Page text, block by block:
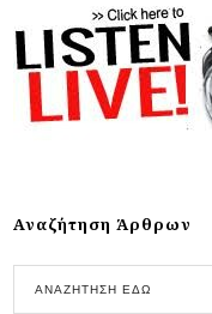
Αναζήτηση Άρθρων